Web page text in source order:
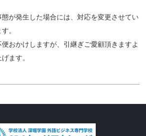
が発生した場合には、対応を変更させてい
。
おかけしますが、引継ぎご愛顧頂きますよ
ます。